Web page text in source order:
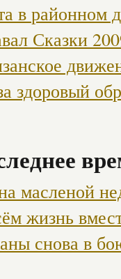
в районном
Сказки
здоровый
масленой
жизнь
снова в